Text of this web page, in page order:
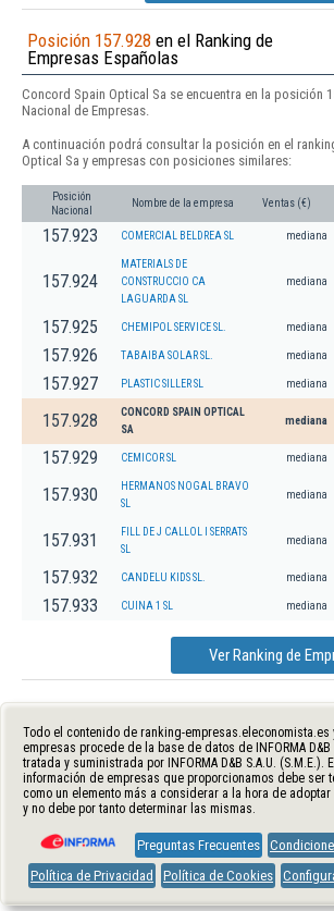
Posición 157.928 en el Ranking de
Empresas Españolas
Concord Spain Optical Sa se encuentra en la posición
Nacional de Empresas.
A continuación podrá consultar la posición en el
Optical Sa y empresas con posiciones similares:
Posición
Nacional
Nombre de la empresa Ventas (€)
157.923 COMERCIAL BELDREA SL mediana
157.924
MATERIALS DE
CONSTRUCCIO CA
LAGUARDA SL
mediana
157.925 CHEMIPOL SERVICE SL. mediana
157.926 TABAIBA SOLAR SL. mediana
157.927 PLASTIC SILLER SL mediana
157.928
CONCORD SPAIN OPTICAL
SA
mediana
157.929 CEMICOR SL mediana
157.930
HERMANOS NOGAL BRAVO
SL
mediana
157.931
FILL DE J CALLOL I SERRATS
SL
mediana
157.932 CANDELU KIDS SL. mediana
157.933 CUINA 1 SL mediana
Ver Ranking de
Todo el contenido de ranking-
empresas procede de la base de datos de INFORMA D&B
tratada y suministrada por INFORMA D&B S.A.U. (S.M.E.).
información de empresas que proporcionamos debe ser
como un elemento más a considerar a la hora de
y no debe por tanto determinar las mismas.
Preguntas Frecuentes
Política de Privacidad
Política de Cookies